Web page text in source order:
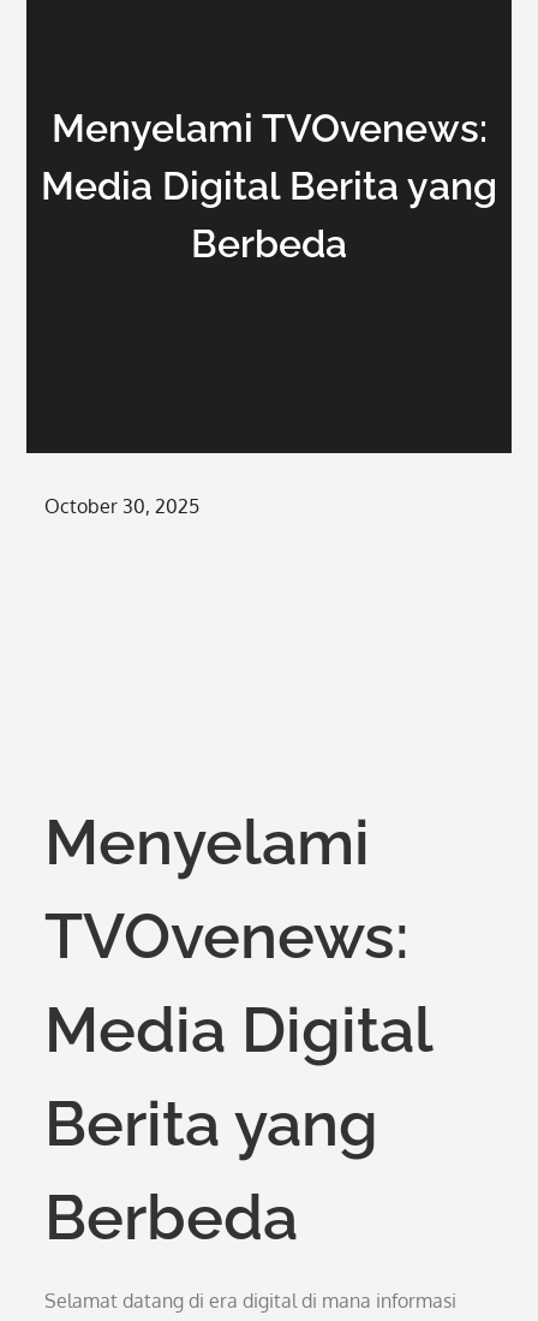
Menyelami TVOvenews:
Media Digital Berita yang
Berbeda
Posted
October 30, 2025
Menyelami
TVOvenews:
Media Digital
Berita yang
Berbeda
Selamat datang di era digital di mana informasi